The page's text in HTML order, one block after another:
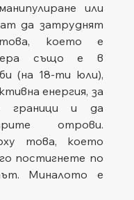
или
да затруднят
което е
също е в
(на 18-ти юли),
енергия, за
граници и да
отрови.
това, което
постигнете по
Миналото е